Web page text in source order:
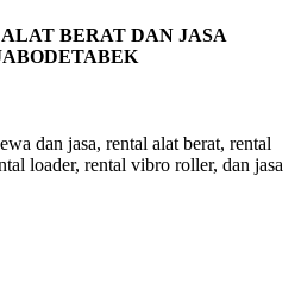
BERAT DAN JASA
dan jasa, rental alat berat, rental
loader, rental vibro roller, dan jasa